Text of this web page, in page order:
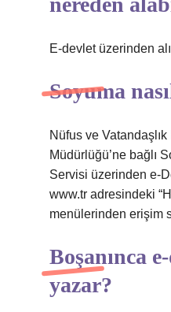
E-devlet üzerinden
Soyuma
Nüfus ve
Müdürlüğü’ne bağlı
Servisi üzerinden e-
www.tr adresindeki
menülerinden erişim
Boşanınca
yazar?